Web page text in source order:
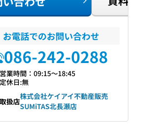
お電話でのお問い合わせ
086-242-0288
営業時間：09:15〜18:45
定休日:無
取扱店
株式会社ケイアイ不動産販売
SUMiTAS北長瀬店